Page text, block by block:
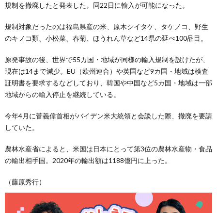
規制を撤廃したと発表した。同22日に輸入が可能になった。
規制対象だったのは福島県産の米、原木シイタケ、タケノコ、野生
のキノコ類、小松菜、春菊、ほうれん草など14県の延べ100品目。
原発事故の後、世界で55カ国・地域が同様の輸入規制を設けたが、
現在は14まで減少。EU（欧州連合）や英国など9カ国・地域は検査
証明書を要求するなどしており、韓国や中国など5カ国・地域は一部
地域からの輸入停止を継続している。
今年4月に菅義偉首相がバイデン米大統領と会談した際、撤廃を要請
していた。
農林水産省によると、米国は日本にとって第3位の農林水産物・食品
の輸出相手国。2020年の輸出額は1188億円に上った。
（藤原秀行）